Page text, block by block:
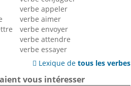
verbe appeler
verbe aimer
verbe envoyer
verbe attendre
verbe essayer
 Lexique detous les verbes
vous intéresser